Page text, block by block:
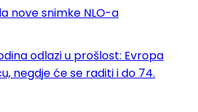
nove snimke NLO-a
odlazi u prošlost: Evropa
negdje će se raditi i do 74.